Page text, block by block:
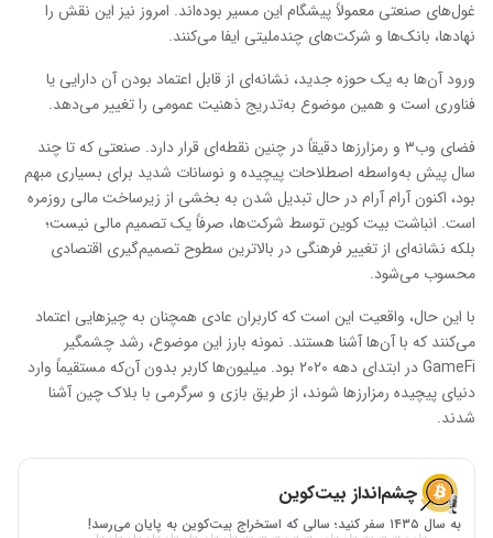
غول‌های صنعتی معمولاً پیشگام این مسیر بوده‌اند. امروز نیز این نقش را
نهادها، بانک‌ها و شرکت‌های چندملیتی ایفا می‌کنند.
ورود آن‌ها به یک حوزه جدید، نشانه‌ای از قابل اعتماد بودن آن دارایی یا
فناوری است و همین موضوع به‌تدریج ذهنیت عمومی را تغییر می‌دهد.
فضای وب۳ و رمزارزها دقیقاً در چنین نقطه‌ای قرار دارد. صنعتی که تا چند
سال پیش به‌واسطه اصطلاحات پیچیده و نوسانات شدید برای بسیاری مبهم
بود، اکنون آرام‌ آرام در حال تبدیل شدن به بخشی از زیرساخت مالی روزمره
است. انباشت بیت ‌کوین توسط شرکت‌ها، صرفاً یک تصمیم مالی نیست؛
بلکه نشانه‌ای از تغییر فرهنگی در بالاترین سطوح تصمیم‌گیری اقتصادی
محسوب می‌شود.
با این حال، واقعیت این است که کاربران عادی همچنان به چیزهایی اعتماد
می‌کنند که با آن‌ها آشنا هستند. نمونه بارز این موضوع، رشد چشمگیر
GameFi در ابتدای دهه ۲۰۲۰ بود. میلیون‌ها کاربر بدون آن‌که مستقیماً وارد
دنیای پیچیده رمزارزها شوند، از طریق بازی و سرگرمی با بلاک چین آشنا
شدند.
چشم‌انداز بیت‌کوین
به سال ۱۴۳۵ سفر کنید؛ سالی که استخراج بیت‌کوین به پایان می‌رسد!